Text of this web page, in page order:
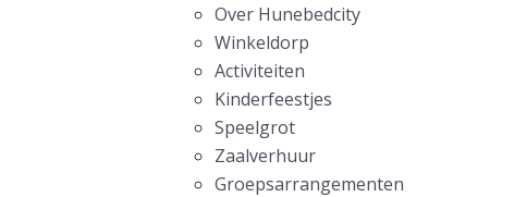
Over Hunebedcity
Winkeldorp
Activiteiten
Kinderfeestjes
Speelgrot
Zaalverhuur
Groepsarrangementen